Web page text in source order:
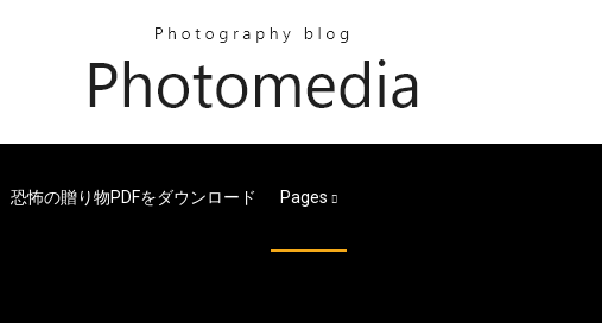
恐怖の贈り物PDFをダウンロード Pages